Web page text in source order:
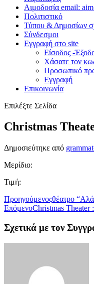
Αιμοδοσία email:
Πολιτιστικό
Τύπου & Δημοσίων
Σύνδεσμοι
Εγγραφή στο site
Είσοδος -
Χάσατε τον
Προσωπικό
Εγγραφή
Επικοινωνία
Επιλέξτε Σελίδα
Christmas
Δημοσιεύτηκε από
Μερίδιο:
Τιμή:
Προηγούμενοςθέατρο
ΕπόμενοChristmas
Σχετικά με τον